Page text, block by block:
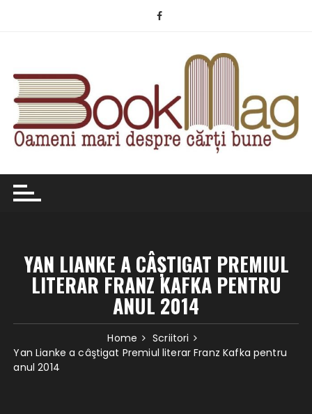
YAN LIANKE A CÂŞTIGAT PREMIUL
LITERAR FRANZ KAFKA PENTRU
ANUL 2014
Home
Scriitori
Yan Lianke a câştigat Premiul literar Franz Kafka pentru
anul 2014